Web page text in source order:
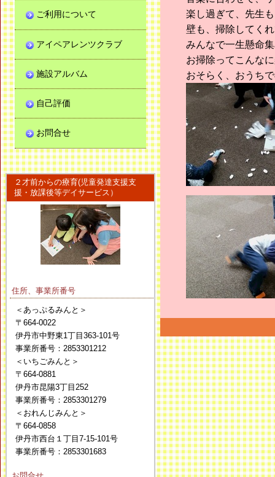
楽し過ぎて、先生
壁も、掃除してく
みんなで一生懸命
お掃除ってこんな
おそらく、おうち
ご利用について
アイペアレンツクラブ
施設アルバム
自己評価
お問合せ
２才前からの療育(児童発達支援支
援・放課後等デイサービス）
住所、事業所番号
＜あっぷるみんと＞
〒664-0022
伊丹市中野東1丁目363-101号
事業所番号：2853301212
＜いちごみんと＞
〒664-0881
伊丹市昆陽3丁目252
事業所番号：2853301279
＜おれんじみんと＞
〒664-0858
伊丹市西台１丁目7-15-101号
事業所番号：2853301683
お問合せ